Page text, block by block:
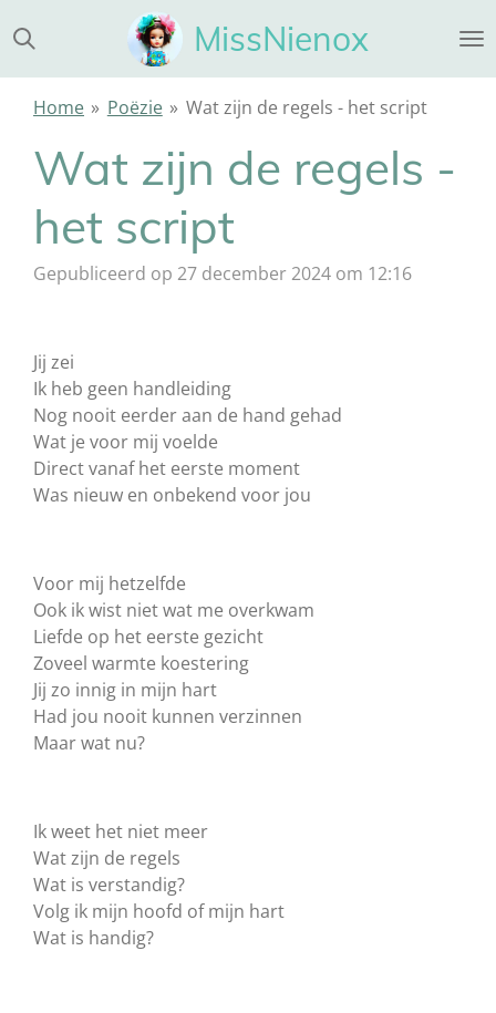
direct
naar
MissNienox
Home » Poëzie » Wat zijn de regels - het script
Wat zijn de regels -
het script
Gepubliceerd op 27 december 2024 om 12:16
Jij zei
Ik heb geen handleiding
Nog nooit eerder aan de hand gehad
Wat je voor mij voelde
Direct vanaf het eerste moment
Was nieuw en onbekend voor jou
Voor mij hetzelfde
Ook ik wist niet wat me overkwam
Liefde op het eerste gezicht
Zoveel warmte koestering
Jij zo innig in mijn hart
Had jou nooit kunnen verzinnen
Maar wat nu?
Ik weet het niet meer
Wat zijn de regels
Wat is verstandig?
Volg ik mijn hoofd of mijn hart
Wat is handig?